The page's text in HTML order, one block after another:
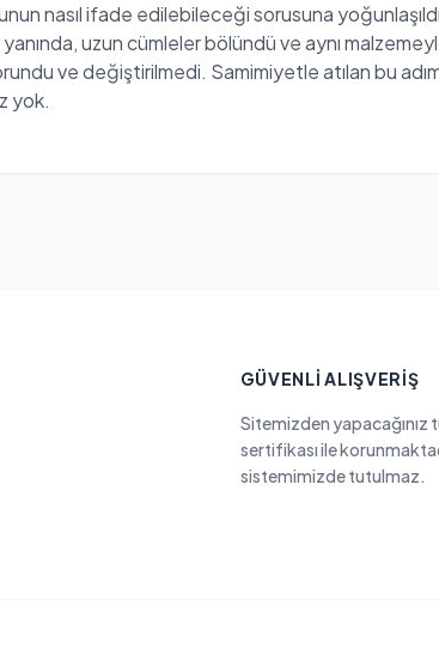
nasıl ifade edilebileceği sorusuna
uzun cümleler bölündü ve aynı
ve değiştirilmedi. Samimiyetle atılan bu
yok.
GÜVENLI ALIŞVERIŞ
Sitemizden yapacağınız
sertifikası ile
sistemimizde tutulmaz.